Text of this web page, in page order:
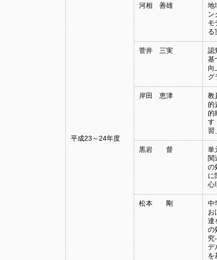
平成23～24年度
河相 善雄
地
ン
モ
る
菅井 三実
認
基
向
グ
岸田 恵津
教
的
的
す
習
黒岩 督
単
関
の
に
心
松本 剛
中
お
達
の
究
デ
を